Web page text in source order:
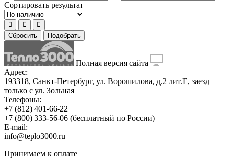
Сортировать результат
Сбросить Подобрать
Полная версия сайта
Адрес:
193318, Санкт-Петербург, ул. Ворошилова, д.2 лит.Е, заезд
только с ул. Зольная
Телефоны:
+7 (812) 401-66-22
+7 (800) 333-56-06 (бесплатный по России)
E-mail:
info@teplo3000.ru
Принимаем к оплате